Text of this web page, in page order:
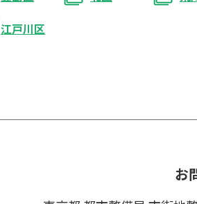
江戸川区
お